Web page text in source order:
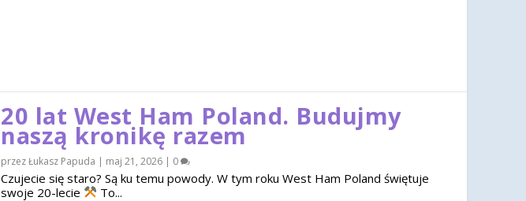
20 lat West Ham Poland. Budujmy
naszą kronikę razem
przezŁukasz Papuda | maj 21, 2026 | 0
Czujecie się staro? Są ku temu powody. W tym roku West Ham Poland świętuje
swoje 20-lecie
To...